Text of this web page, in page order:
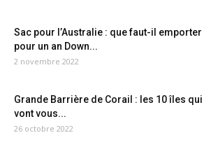
Sac pour l’Australie : que faut-il emporter
pour un an Down...
2 novembre 2022
Grande Barrière de Corail : les 10 îles qui
vont vous...
26 octobre 2022